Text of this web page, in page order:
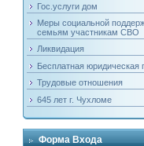
Гос.услуги дом
Меры социальной
семьям участникам СВО
Ликвидация
Бесплатная
Трудовые отношения
645 лет г. Чухломе
Форма Входа